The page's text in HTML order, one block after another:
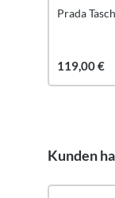
Prada
119,00 €
Kunden